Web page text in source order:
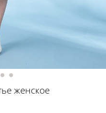
женское